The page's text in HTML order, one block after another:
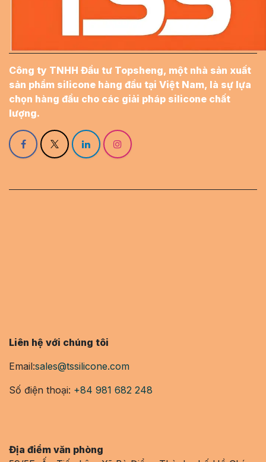
Công ty TNHH Đầu tư Topsheng, một nhà sản xuất
sản phẩm silicone hàng đầu tại Việt Nam, là sự lựa
chọn hàng đầu cho các giải pháp silicone chất
lượng.
Liên hệ với chúng tôi
Email:sales@tssilicone.com
Số điện thoại: +84 981 682 248
Địa điểm văn phòng